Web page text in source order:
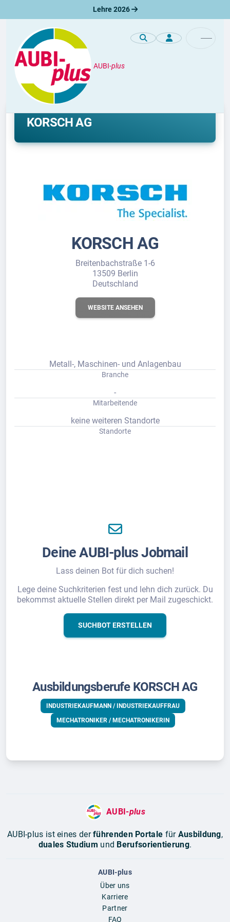
Lehre 2026
AUBI-plus
Unternehmen
Lehre und duales Studium bei
KORSCH AG
KORSCH AG
Breitenbachstraße 1-6
13509 Berlin
Deutschland
WEBSITE ANSEHEN
Metall-, Maschinen- und Anlagenbau
Branche
-
Mitarbeitende
keine weiteren Standorte
Standorte
Deine AUBI-plus Jobmail
Lass deinen Bot für dich suchen!
Lege deine Suchkriterien fest und lehn dich zurück. Du
bekommst aktuelle Stellen direkt per Mail zugeschickt.
SUCHBOT ERSTELLEN
Ausbildungsberufe KORSCH AG
INDUSTRIEKAUFMANN / INDUSTRIEKAUFFRAU
MECHATRONIKER / MECHATRONIKERIN
AUBI-plus
AUBI-plus ist eines derführenden Portale für Ausbildung,
duales Studium und Berufsorientierung.
AUBI-plus
Über uns
Karriere
Partner
FAQ